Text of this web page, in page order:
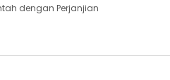
dengan Perjanjian